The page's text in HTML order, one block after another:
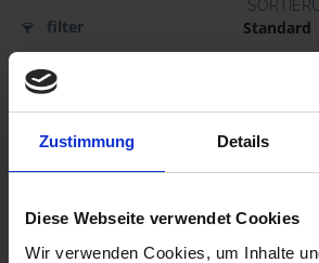
Zustimmung Details
Diese Webseite verwendet Cookies
Wir verwenden Cookies, um Inhalte
filter